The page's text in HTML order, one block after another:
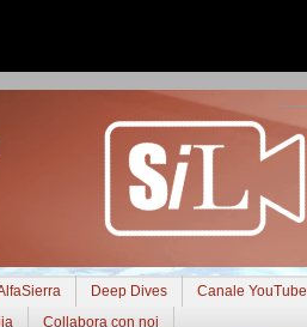
Deep Dives Canale YouTube
Collabora con noi